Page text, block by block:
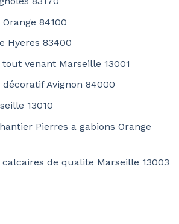
84100
Hyeres 83400
venant Marseille 13001
décoratif Avignon 84000
13010
Pierres a gabions Orange
calcaires de qualite Marseille 13003